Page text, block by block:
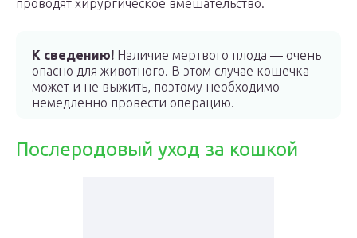
проводят хирургическое вмешательство.
К сведению! Наличие мертвого плода — очень
опасно для животного. В этом случае кошечка
может и не выжить, поэтому необходимо
немедленно провести операцию.
Послеродовый уход за кошкой